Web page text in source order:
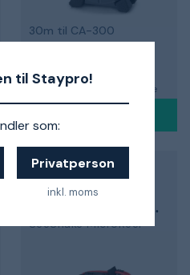
til Staypro!
som:
Privatperson
inkl. moms
30m til CA-300
Sendes indenfor 11-18 dage
RIDGID
Inspesktionskamera
SeeSnake MicroReel